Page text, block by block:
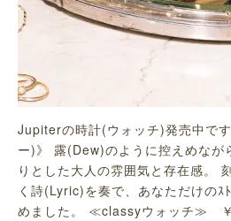
Jupiterの時計(ウォッチ)発売中で
ー)》 露(Dew)のように控えめなが
りとした大人の雰囲気と存在感。
く詩(Lyric)を奏で、あなただけのｽ
めました。 ≪classyウォッチ≫